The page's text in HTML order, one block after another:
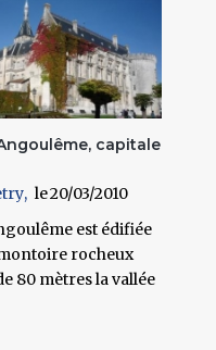
capitale
20/03/2010
est édifiée
rocheux
80 mètres la vallée